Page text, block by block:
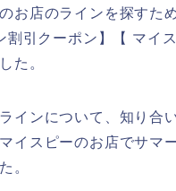
お店のラインを探すた
割引クーポン】【 マイ
た。
インについて、知り合
イスピーのお店でサマ
。